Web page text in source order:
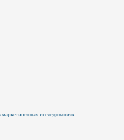
исследованиях